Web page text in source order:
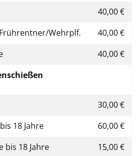
40,00 €
Wehrplf.
40,00 €
40,00 €
30,00 €
18 Jahre
60,00 €
bis 18 Jahre
15,00 €